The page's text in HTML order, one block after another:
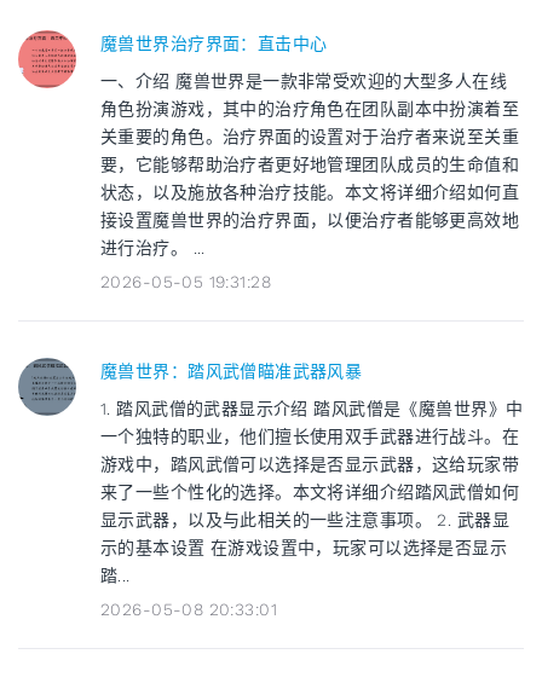
魔兽世界治疗界面：直击中心
一、介绍 魔兽世界是一款非常受欢迎的大型多人在线
角色扮演游戏，其中的治疗角色在团队副本中扮演着至
关重要的角色。治疗界面的设置对于治疗者来说至关重
要，它能够帮助治疗者更好地管理团队成员的生命值和
状态，以及施放各种治疗技能。本文将详细介绍如何直
接设置魔兽世界的治疗界面，以便治疗者能够更高效地
进行治疗。 ...
2026-05-05 19:31:28
魔兽世界：踏风武僧瞄准武器风暴
1. 踏风武僧的武器显示介绍 踏风武僧是《魔兽世界》中
一个独特的职业，他们擅长使用双手武器进行战斗。在
游戏中，踏风武僧可以选择是否显示武器，这给玩家带
来了一些个性化的选择。本文将详细介绍踏风武僧如何
显示武器，以及与此相关的一些注意事项。 2. 武器显
示的基本设置 在游戏设置中，玩家可以选择是否显示
踏...
2026-05-08 20:33:01